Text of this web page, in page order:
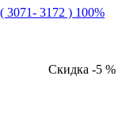
3172 ) 100%
Скидка -5 %